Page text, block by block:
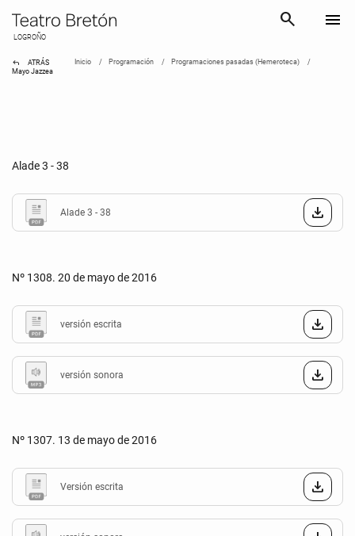
LOGROÑO
search menu
reply ATRÁS Inicio Programación
Programaciones pasadas (Hemeroteca)
Mayo Jazzea
Alade 3 - 38
Alade 3 - 38
Nº 1308. 20 de mayo de 2016
versión escrita
versión sonora
Nº 1307. 13 de mayo de 2016
Versión escrita